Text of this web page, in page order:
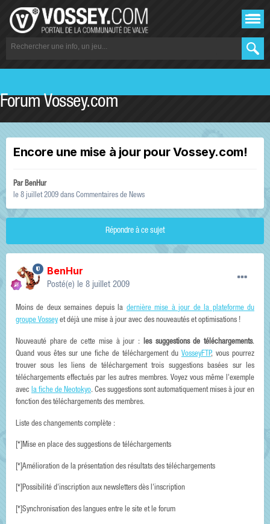
Forum Vossey.com
Encore une mise à jour pour Vossey.com!
ParBenHur
le 8 juillet 2009 dans Commentaires de News
Répondre à ce sujet
BenHur
Posté(e) le 8 juillet 2009
Moins de deux semaines depuis la dernière mise à jour de la plateforme du
groupe Vossey et déjà une mise à jour avec des nouveautés et optimisations !
Nouveauté phare de cette mise à jour : les suggestions de téléchargements.
Quand vous êtes sur une fiche de téléchargement du VosseyFTP, vous pourrez
trouver sous les liens de téléchargement trois suggestions basées sur les
téléchargements effectués par les autres membres. Voyez vous même l'exemple
avec la fiche de Neotokyo. Ces suggestions sont automatiquement mises à jour en
fonction des téléchargements des membres.
Liste des changements complète :
[*]Mise en place des suggestions de téléchargements
[*]Amélioration de la présentation des résultats des téléchargements
[*]Possibilité d'inscription aux newsletters dès l'inscription
[*]Synchronisation des langues entre le site et le forum